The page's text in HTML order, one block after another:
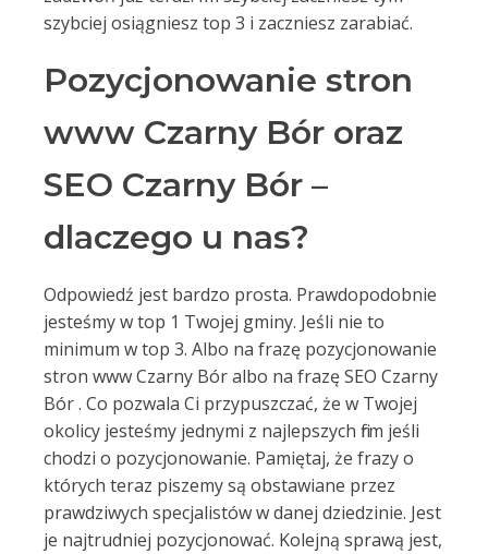
szybciej osiągniesz top 3 i zaczniesz zarabiać.
Pozycjonowanie stron
www Czarny Bór oraz
SEO Czarny Bór –
dlaczego u nas?
Odpowiedź jest bardzo prosta. Prawdopodobnie
jesteśmy w top 1 Twojej gminy. Jeśli nie to
minimum w top 3. Albo na frazę pozycjonowanie
stron www Czarny Bór albo na frazę SEO Czarny
Bór . Co pozwala Ci przypuszczać, że w Twojej
okolicy jesteśmy jednymi z najlepszych firm jeśli
chodzi o pozycjonowanie. Pamiętaj, że frazy o
których teraz piszemy są obstawiane przez
prawdziwych specjalistów w danej dziedzinie. Jest
je najtrudniej pozycjonować. Kolejną sprawą jest,